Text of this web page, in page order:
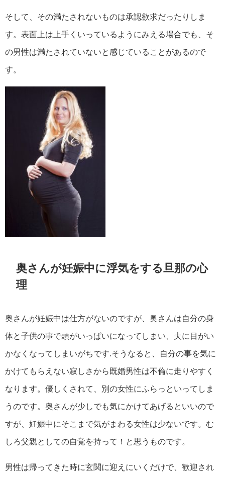
そして、その満たされないものは承認欲求だったりしま
す。表面上は上手くいっているようにみえる場合でも、そ
の男性は満たされていないと感じていることがあるので
す。
奥さんが妊娠中に浮気をする旦那の心
理
奥さんが妊娠中は仕方がないのですが、奥さんは自分の身
体と子供の事で頭がいっぱいになってしまい、夫に目がい
かなくなってしまいがちです.そうなると、自分の事を気に
かけてもらえない寂しさから既婚男性は不倫に走りやすく
なります。優しくされて、別の女性にふらっといってしま
うのです。奥さんが少しでも気にかけてあげるといいので
すが、妊娠中にそこまで気がまわる女性は少ないです。む
しろ父親としての自覚を持って！と思うものです。
男性は帰ってきた時に玄関に迎えにいくだけで、歓迎され